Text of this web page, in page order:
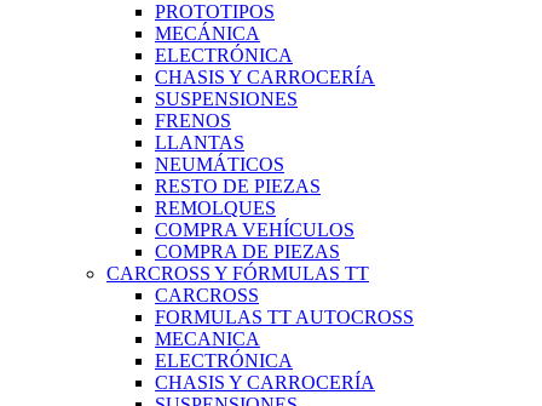
PROTOTIPOS
MECÁNICA
ELECTRÓNICA
CHASIS Y CARROCERÍA
SUSPENSIONES
FRENOS
LLANTAS
NEUMÁTICOS
RESTO DE PIEZAS
REMOLQUES
COMPRA VEHÍCULOS
COMPRA DE PIEZAS
CARCROSS Y FÓRMULAS TT
CARCROSS
FORMULAS TT AUTOCROSS
MECANICA
ELECTRÓNICA
CHASIS Y CARROCERÍA